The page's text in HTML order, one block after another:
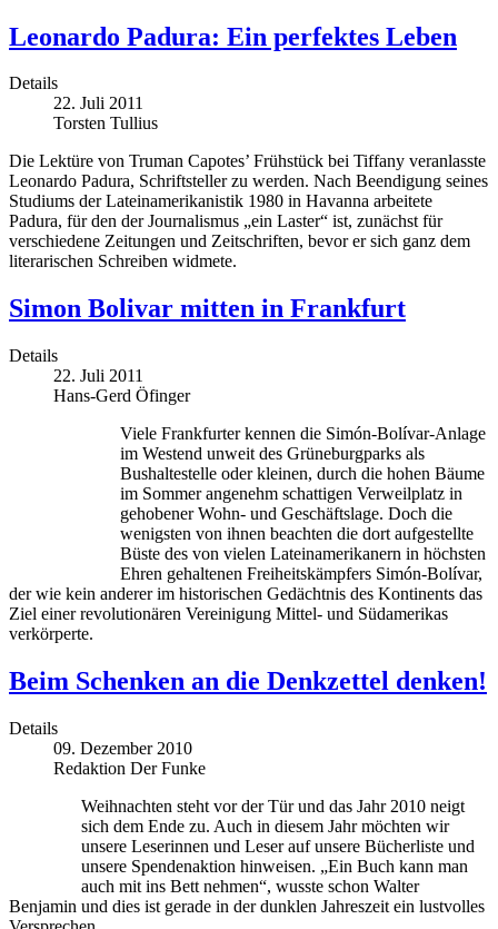
Leonardo Padura: Ein perfektes Leben
Details
22. Juli 2011
Torsten Tullius
Die Lektüre von Truman Capotes’ Frühstück bei Tiffany veranlasste
Leonardo Padura, Schriftsteller zu werden. Nach Beendigung seines
Studiums der Lateinamerikanistik 1980 in Havanna arbeitete
Padura, für den der Journalismus „ein Laster“ ist, zunächst für
verschiedene Zeitungen und Zeitschriften, bevor er sich ganz dem
literarischen Schreiben widmete.
Simon Bolivar mitten in Frankfurt
Details
22. Juli 2011
Hans-Gerd Öfinger
Viele Frankfurter kennen die Simón-Bolívar-Anlage
im Westend unweit des Grüneburgparks als
Bushaltestelle oder kleinen, durch die hohen Bäume
im Sommer angenehm schattigen Verweilplatz in
gehobener Wohn- und Geschäftslage. Doch die
wenigsten von ihnen beachten die dort aufgestellte
Büste des von vielen Lateinamerikanern in höchsten
Ehren gehaltenen Freiheitskämpfers Simón-Bolívar,
der wie kein anderer im historischen Gedächtnis des Kontinents das
Ziel einer revolutionären Vereinigung Mittel- und Südamerikas
verkörperte.
Beim Schenken an die Denkzettel denken!
Details
09. Dezember 2010
Redaktion Der Funke
Weihnachten steht vor der Tür und das Jahr 2010 neigt
sich dem Ende zu. Auch in diesem Jahr möchten wir
unsere Leserinnen und Leser auf unsere Bücherliste und
unsere Spendenaktion hinweisen. „Ein Buch kann man
auch mit ins Bett nehmen“, wusste schon Walter
Benjamin und dies ist gerade in der dunklen Jahreszeit ein lustvolles